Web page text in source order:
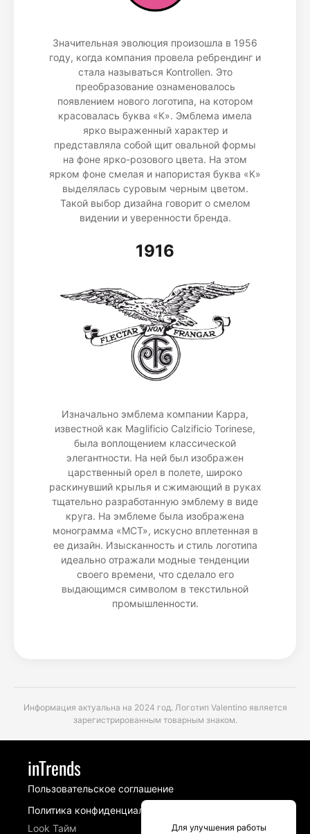
Значительная эволюция произошла в 1956
году, когда компания провела ребрендинг и
стала называться Kontrollen. Это
преобразование ознаменовалось
появлением нового логотипа, на котором
красовалась буква «К». Эмблема имела
ярко выраженный характер и
представляла собой щит овальной формы
на фоне ярко-розового цвета. На этом
ярком фоне смелая и напористая буква «К»
выделялась суровым черным цветом.
Такой выбор дизайна говорит о смелом
видении и уверенности бренда.
1916
Изначально эмблема компании Kappa,
известной как Maglificio Calzificio Torinese,
была воплощением классической
элегантности. На ней был изображен
царственный орел в полете, широко
раскинувший крылья и сжимающий в руках
тщательно разработанную эмблему в виде
круга. На эмблеме была изображена
монограмма «MCT», искусно вплетенная в
ее дизайн. Изысканность и стиль логотипа
идеально отражали модные тенденции
своего времени, что сделало его
выдающимся символом в текстильной
промышленности.
Информация актуальна на 2024 год. Логотип Valentino является
зарегистрированным товарным знаком.
inTrends
Пользовательское соглашение
Политика конфиденциальности
Look Тайм
Для улучшения работы